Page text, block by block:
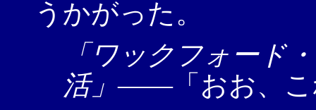
うかがった。
「ワックフォード
活」――「おお、こ